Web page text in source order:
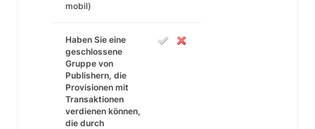
mobil)
Haben Sie eine
geschlossene
Gruppe von
Publishern, die
Provisionen mit
Transaktionen
verdienen können,
die durch